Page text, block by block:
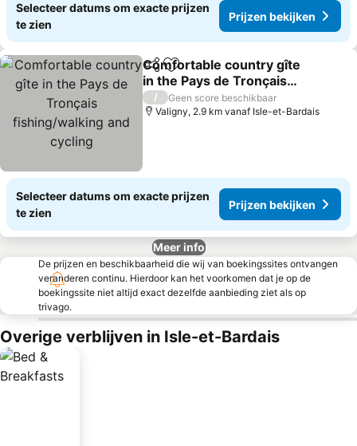
Selecteer datums om exacte prijzen
te zien
Prijzen bekijken
DelenToevoegen aan favorieten
Comfortable country gîte
in the Pays de Tronçais
fishing/walking and
cycling
Prijzen bekijken
/
Geen score beschikbaar
Valigny, 2.9 km vanaf Isle-et-Bardais
Selecteer datums om exacte prijzen
te zien
Prijzen bekijken
Meer info
De prijzen en beschikbaarheid die wij van boekingssites ontvangen
veranderen continu. Hierdoor kan het voorkomen dat je op de
boekingssite niet altijd exact dezelfde aanbieding ziet als op
trivago.
Overige verblijven in Isle-et-Bardais